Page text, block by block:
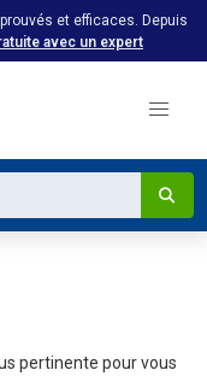
et efficaces. Depuis
avec un expert
pertinente pour vous